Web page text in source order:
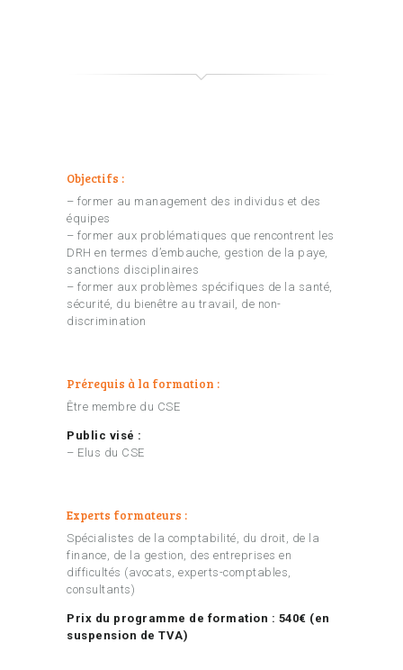
Objectifs :
– former au management des individus et des
équipes
– former aux problématiques que rencontrent les
DRH en termes d’embauche, gestion de la paye,
sanctions disciplinaires
– former aux problèmes spécifiques de la santé,
sécurité, du bienêtre au travail, de non-
discrimination
Prérequis à la formation :
Être membre du CSE
Public visé :
– Elus du CSE
Experts formateurs :
Spécialistes de la comptabilité, du droit, de la
finance, de la gestion, des entreprises en
difficultés (avocats, experts-comptables,
consultants)
Prix du programme de formation : 540€ (en
suspension de TVA)